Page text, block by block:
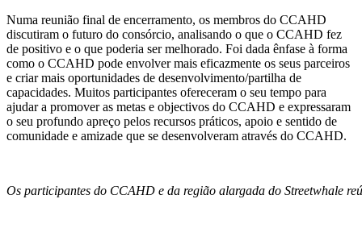
Numa reunião final de encerramento, os membros do CCAHD
discutiram o futuro do consórcio, analisando o que o CCAHD fez
de positivo e o que poderia ser melhorado. Foi dada ênfase à forma
como o CCAHD pode envolver mais eficazmente os seus parceiros
e criar mais oportunidades de desenvolvimento/partilha de
capacidades. Muitos participantes ofereceram o seu tempo para
ajudar a promover as metas e objectivos do CCAHD e expressaram
o seu profundo apreço pelos recursos práticos, apoio e sentido de
comunidade e amizade que se desenvolveram através do CCAHD.
Os participantes do CCAHD e da região alargada do Streetwhale